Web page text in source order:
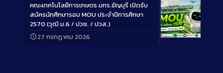
Long
คณะเทคโนโลยีการเกษตร มทร.ธัญบุรี เปิดรับ
สมัครนักศึกษารอบ MOU ประจำปีการศึกษา
2570 (วุฒิ ม.6 / ปวช. / ปวส.)
27 กรกฎาคม 2026